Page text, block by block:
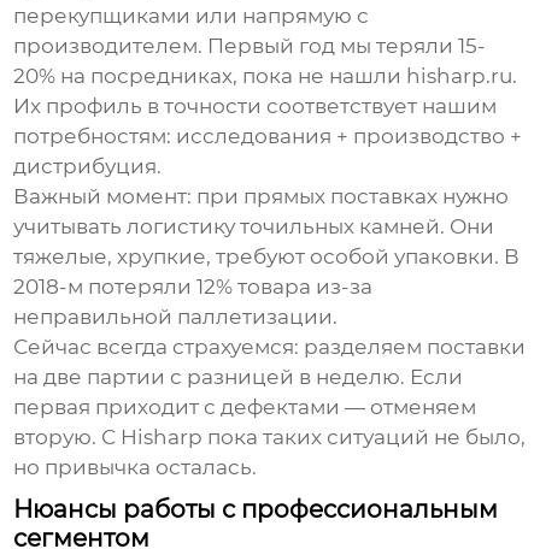
перекупщиками или напрямую с
производителем. Первый год мы теряли 15-
20% на посредниках, пока не нашли hisharp.ru.
Их профиль в точности соответствует нашим
потребностям: исследования + производство +
дистрибуция.
Важный момент: при прямых поставках нужно
учитывать логистику точильных камней. Они
тяжелые, хрупкие, требуют особой упаковки. В
2018-м потеряли 12% товара из-за
неправильной паллетизации.
Сейчас всегда страхуемся: разделяем поставки
на две партии с разницей в неделю. Если
первая приходит с дефектами — отменяем
вторую. С Hisharp пока таких ситуаций не было,
но привычка осталась.
Нюансы работы с профессиональным
сегментом